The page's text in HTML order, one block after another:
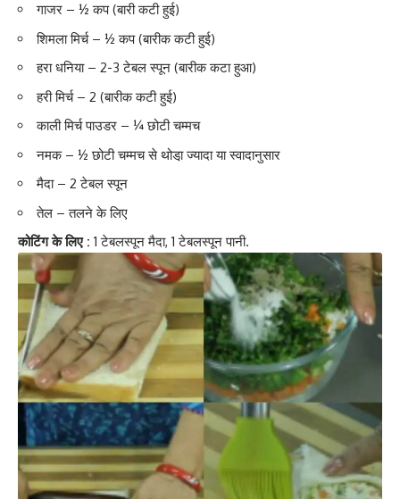
गाजर – ½ कप (बारी कटी हुई)
शिमला मिर्च – ½ कप (बारीक कटी हुई)
हरा धनिया – 2-3 टेबल स्पून (बारीक कटा हुआ)
हरी मिर्च– 2 (बारीक कटी हुई)
काली मिर्च पाउडर – ¼ छोटी चम्मच
नमक – ½ छोटी चम्मच से थोडा़ ज्यादा या स्वादानुसार
मैदा – 2 टेबल स्पून
तेल – तलने के लिए
कोटिंग के लिए : 1 टेबलस्पून मैदा, 1 टेबलस्पून पानी.